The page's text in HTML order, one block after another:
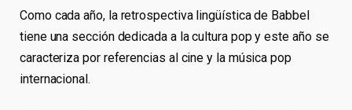
Como cada año, la retrospectiva lingüística de Babbel
tiene una sección dedicada a la cultura pop y este año se
caracteriza por referencias al cine y la música pop
internacional.